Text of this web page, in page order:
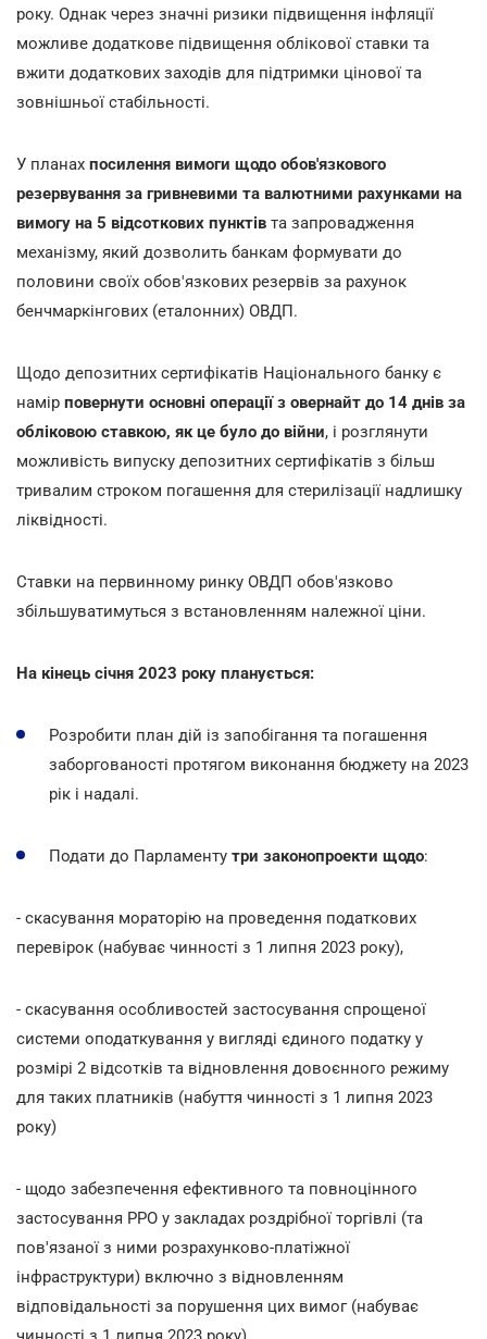
року. Однак через значні ризики підвищення інфляції
можливе додаткове підвищення облікової ставки та
вжити додаткових заходів для підтримки цінової та
зовнішньої стабільності.
У планах посилення вимоги щодо обов'язкового
резервування за гривневими та валютними рахунками на
вимогу на 5 відсоткових пунктів та запровадження
механізму, який дозволить банкам формувати до
половини своїх обов'язкових резервів за рахунок
бенчмаркінгових (еталонних) ОВДП.
Щодо депозитних сертифікатів Національного банку є
намір повернути основні операції з овернайт до 14 днів за
обліковою ставкою, як це було до війни, і розглянути
можливість випуску депозитних сертифікатів з більш
тривалим строком погашення для стерилізації надлишку
ліквідності.
Ставки на первинному ринку ОВДП обов'язково
збільшуватимуться з встановленням належної ціни.
На кінець січня 2023 року планується:
Розробити план дій із запобігання та погашення
заборгованості протягом виконання бюджету на 2023
рік і надалі.
Подати до Парламенту три законопроекти щодо:
- скасування мораторію на проведення податкових
перевірок (набуває чинності з 1 липня 2023 року),
- скасування особливостей застосування спрощеної
системи оподаткування у вигляді єдиного податку у
розмірі 2 відсотків та відновлення довоєнного режиму
для таких платників (набуття чинності з 1 липня 2023
року)
- щодо забезпечення ефективного та повноцінного
застосування РРО у закладах роздрібної торгівлі (та
пов'язаної з ними розрахунково-платіжної
інфраструктури) включно з відновленням
відповідальності за порушення цих вимог (набуває